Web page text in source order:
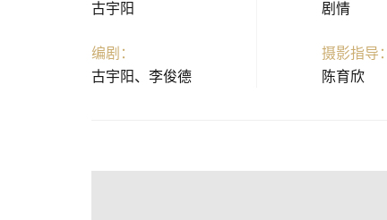
古宇阳
编剧：
古宇阳、李俊德
剧情
摄影指导：
陈育欣